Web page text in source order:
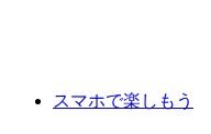
スマホで楽しもう